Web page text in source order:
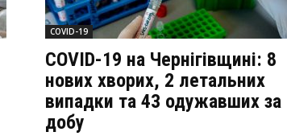
COVID-19
COVID-19 на Чернігівщині: 8
нових хворих, 2 летальних
випадки та 43 одужавших за
добу